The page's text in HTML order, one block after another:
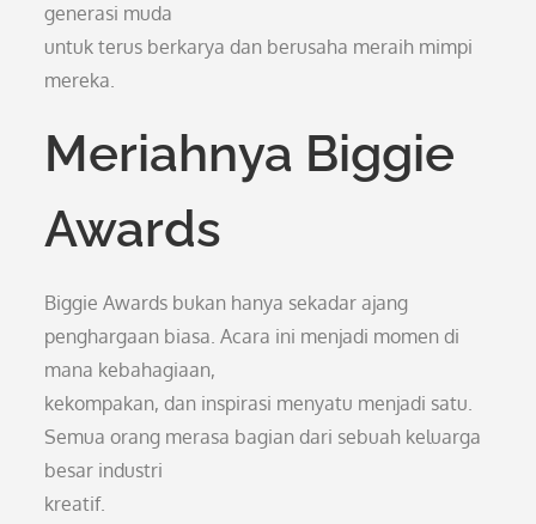
generasi muda
untuk terus berkarya dan berusaha meraih mimpi
mereka.
Meriahnya Biggie
Awards
Biggie Awards bukan hanya sekadar ajang
penghargaan biasa. Acara ini menjadi momen di
mana kebahagiaan,
kekompakan, dan inspirasi menyatu menjadi satu.
Semua orang merasa bagian dari sebuah keluarga
besar industri
kreatif.